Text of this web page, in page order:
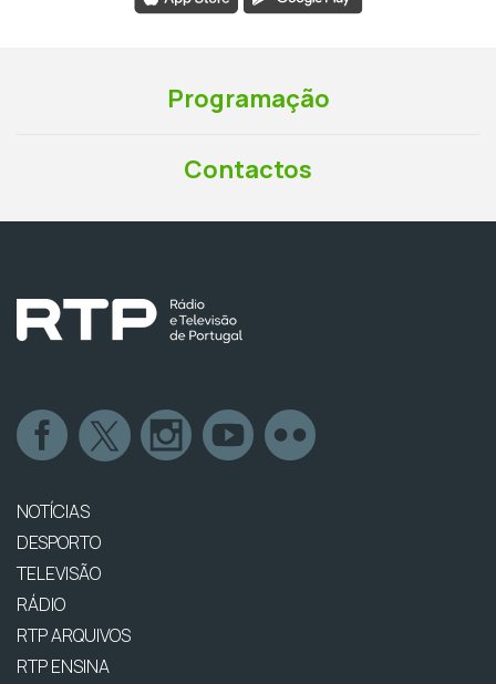
Programação
Contactos
NOTÍCIAS
DESPORTO
TELEVISÃO
RÁDIO
RTP ARQUIVOS
RTP ENSINA